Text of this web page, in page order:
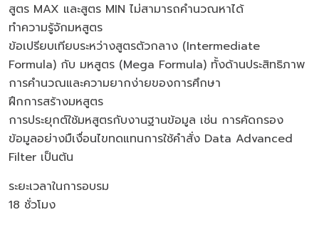
สูตร MAX และสูตร MIN ไม่สามารถคำนวณหาได้
ทำความรู้จักมหสูตร
ข้อเปรียบเทียบระหว่างสูตรตัวกลาง (Intermediate
Formula) กับ มหสูตร (Mega Formula) ทั้งด้านประสิทธิภาพ
การคำนวณและความยากง่ายของการศึกษา
ฝึกการสร้างมหสูตร
การประยุกต์ใช้มหสูตรกับงานฐานข้อมูล เช่น การคัดกรอง
ข้อมูลอย่างมืเงื่อนไขทดแทนการใช้คำสั่ง Data Advanced
Filter เป็นต้น
ระยะเวลาในการอบรม
18 ชั่วโมง